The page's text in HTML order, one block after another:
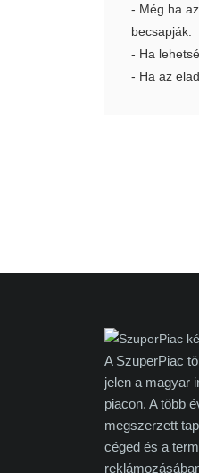
- Még ha
becsapják.
- Ha
- Ha az
A SzuperPiac
jelen a magyar
piacon. A több
megszerzett
céged és a